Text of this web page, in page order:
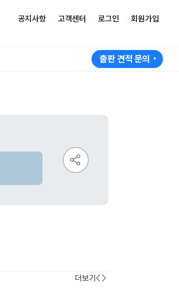
공지사항 고객센터 로그인 회원가입
출판 견적 문의
더보기